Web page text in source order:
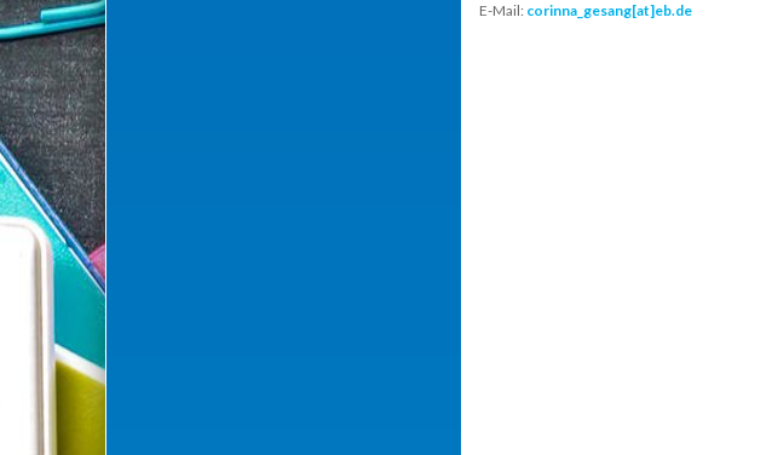
E-Mail: corinna_gesang[at]eb.de